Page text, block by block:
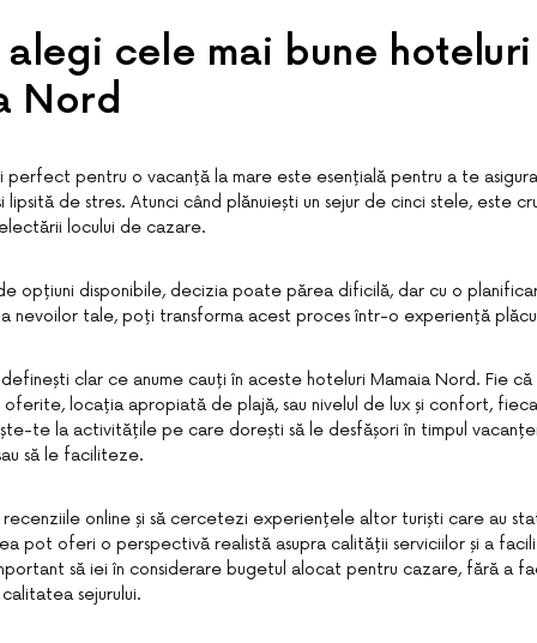
alegi cele mai bune hoteluri
Nord
perfect pentru o vacanță la mare este esențială pentru a te
lipsită de stres. Atunci când plănuiești un sejur de cinci stele, este
locului de cazare.
opțiuni disponibile, decizia poate părea dificilă, dar cu o
nevoilor tale, poți transforma acest proces într-o experiență
definești clar ce anume cauți în aceste hoteluri Mamaia Nord. Fie
locația apropiată de plajă, sau nivelul de lux și confort,
te la activitățile pe care dorești să le desfășori în timpul
să le faciliteze.
recenziile online și să cercetezi experiențele altor turiști care au
pot oferi o perspectivă realistă asupra calității serviciilor și a
să iei în considerare bugetul alocat pentru cazare, fără a
sejurului.